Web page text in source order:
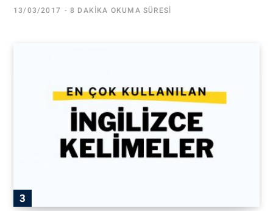
13/03/2017 8 DAKIKA OKUMA SÜRESI